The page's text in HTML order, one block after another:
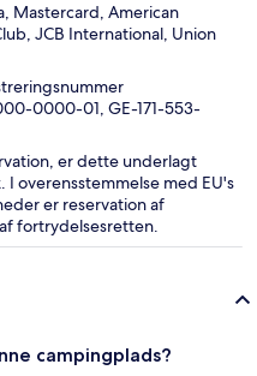
Mastercard, American
JCB International, Union
0000-01, GE-171-553-
er dette underlagt
overensstemmelse med EU's
er reservation af
fortrydelsesretten.
campingplads?